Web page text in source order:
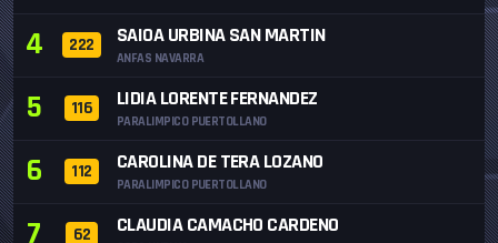
4 222 SAIOA URBINA SAN MARTIN
ANFAS NAVARRA
5 116 LIDIA LORENTE FERNANDEZ
PARALIMPICO PUERTOLLANO
6 112 CAROLINA DE TERA LOZANO
PARALIMPICO PUERTOLLANO
7 62 CLAUDIA CAMACHO CARDENO